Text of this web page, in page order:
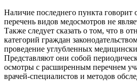
Наличие последнего пункта говорит
перечень видов медосмотров не
Также следует сказать о том, что в
категорий граждан
проведение углубленных
Представляют они собой
осмотры с расширенным перечнем
врачей-специалистов и методов